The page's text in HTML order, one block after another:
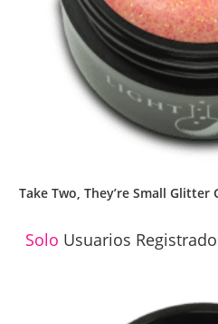
Take Two, They’re Small Glitter
Solo Usuarios